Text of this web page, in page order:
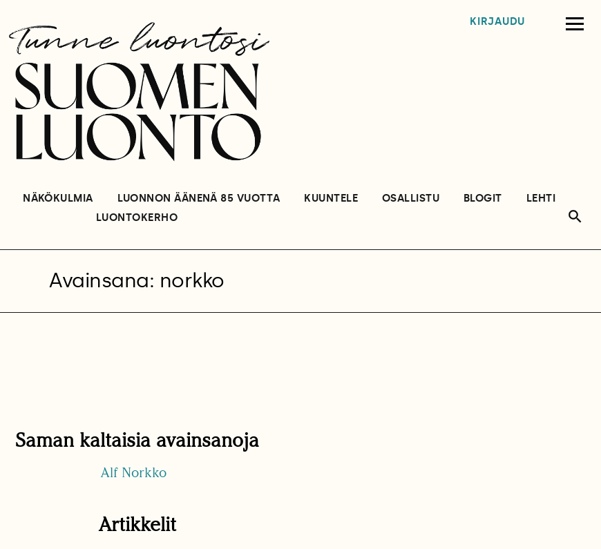
KIRJAUDU
NÄKÖKULMIA LUONNON ÄÄNENÄ 85 VUOTTA KUUNTELE OSALLISTU BLOGIT
LEHTI
LUONTOKERHO
Avainsana: norkko
Saman kaltaisia avainsanoja
Alf Norkko
Artikkelit